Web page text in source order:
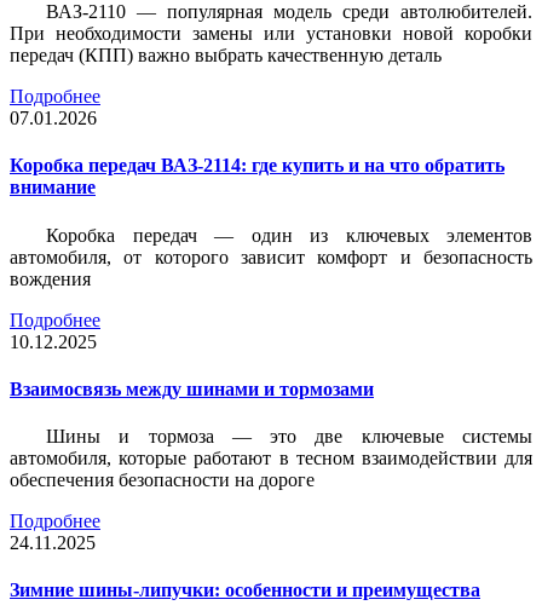
ВАЗ-2110 — популярная модель среди автолюбителей.
При необходимости замены или установки новой коробки
передач (КПП) важно выбрать качественную деталь
Подробнее
07.01.2026
Коробка передач ВАЗ-2114: где купить и на что обратить
внимание
Коробка передач — один из ключевых элементов
автомобиля, от которого зависит комфорт и безопасность
вождения
Подробнее
10.12.2025
Взаимосвязь между шинами и тормозами
Шины и тормоза — это две ключевые системы
автомобиля, которые работают в тесном взаимодействии для
обеспечения безопасности на дороге
Подробнее
24.11.2025
Зимние шины-липучки: особенности и преимущества